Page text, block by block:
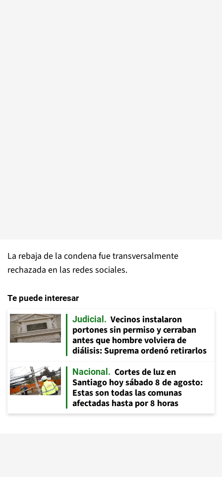
La rebaja de la condena fue transversalmente
rechazada en las redes sociales.
Te puede interesar
Judicial
Vecinos instalaron
portones sin permiso y cerraban
antes que hombre volviera de
diálisis: Suprema ordenó retirarlos
Nacional
Cortes de luz en
Santiago hoy sábado 8 de agosto:
Estas son todas las comunas
afectadas hasta por 8 horas